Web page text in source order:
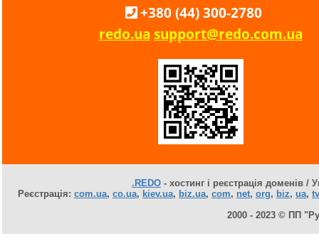
+380 (44) 300-2780
redo.ua support@redo.com.ua
.REDO - хостинг і реєстрація доменів /
Реєстрація: com.ua, co.ua, kiev.ua, biz.ua, com, net, org, biz, ua, tv
2000 - 2023 © ПП